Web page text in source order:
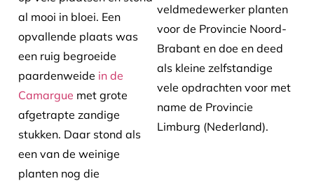
al mooi in bloei. Een
opvallende plaats was
een ruig begroeide
paardenweide in de
Camargue met grote
afgetrapte zandige
stukken. Daar stond als
een van de weinige
planten nog die
veldmedewerker planten
voor de Provincie Noord-
Brabant en doe en deed
als kleine zelfstandige
vele opdrachten voor met
name de Provincie
Limburg (Nederland).